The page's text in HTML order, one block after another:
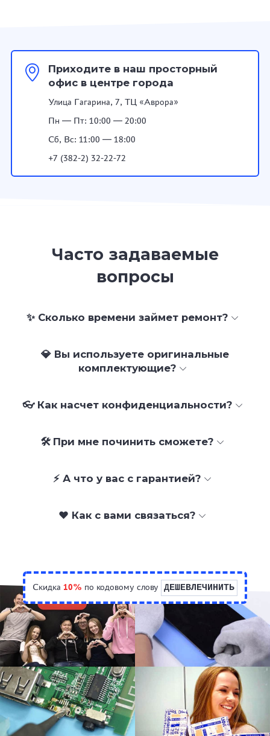
Приходите в наш просторный
офис в центре города
Улица Гагарина, 7, ТЦ «Аврора»
Пн — Пт: 10:00 — 20:00
Сб, Вс: 11:00 — 18:00
+7 (382-2) 32-22-72
Часто задаваемые
вопросы
✨ Сколько времени займет ремонт?
💎 Вы используете оригинальные
комплектующие?
👓 Как насчет конфиденциальности?
🛠 При мне починить сможете?
⚡ А что у вас с гарантией?
❤️ Как с вами связаться?
Скидка 10% по кодовому слову ДЕШЕВЛЕЧИНИТЬ